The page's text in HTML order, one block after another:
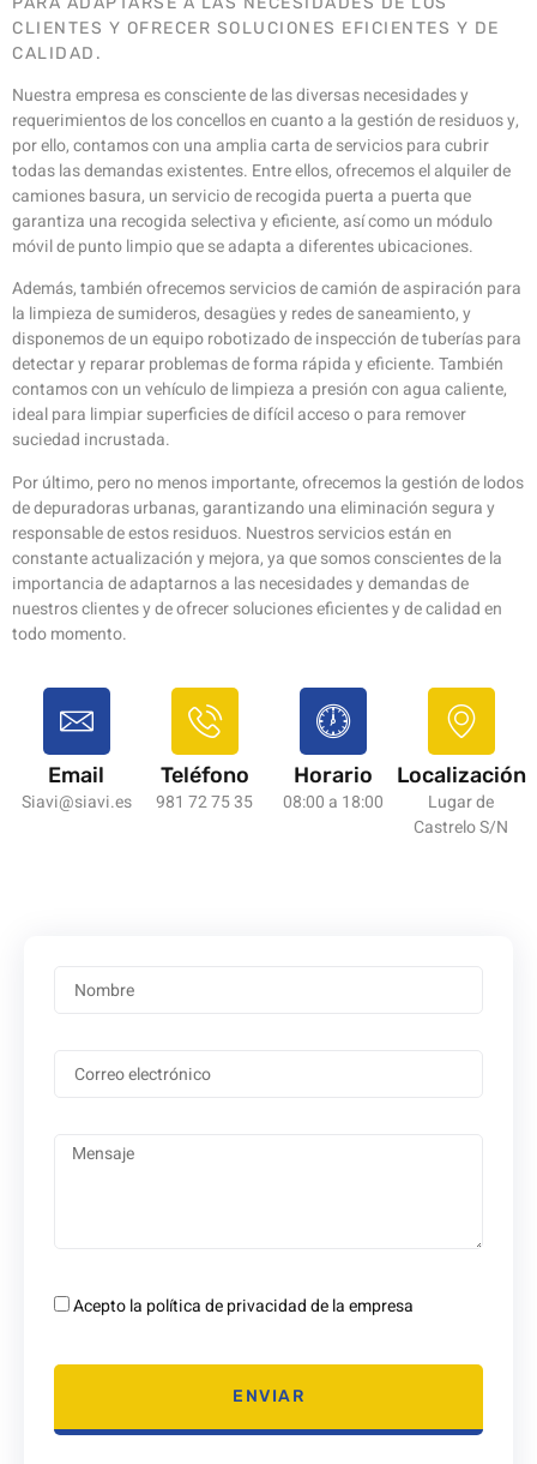
CLIENTES Y OFRECER SOLUCIONES EFICIENTES Y DE
CALIDAD.
Nuestra empresa es consciente de las diversas necesidades y
requerimientos de los concellos en cuanto a la gestión de residuos y,
por ello, contamos con una amplia carta de servicios para cubrir
todas las demandas existentes. Entre ellos, ofrecemos el alquiler de
camiones basura, un servicio de recogida puerta a puerta que
garantiza una recogida selectiva y eficiente, así como un módulo
móvil de punto limpio que se adapta a diferentes ubicaciones.
Además, también ofrecemos servicios de camión de aspiración para
la limpieza de sumideros, desagües y redes de saneamiento, y
disponemos de un equipo robotizado de inspección de tuberías para
detectar y reparar problemas de forma rápida y eficiente. También
contamos con un vehículo de limpieza a presión con agua caliente,
ideal para limpiar superficies de difícil acceso o para remover
suciedad incrustada.
Por último, pero no menos importante, ofrecemos la gestión de lodos
de depuradoras urbanas, garantizando una eliminación segura y
responsable de estos residuos. Nuestros servicios están en
constante actualización y mejora, ya que somos conscientes de la
importancia de adaptarnos a las necesidades y demandas de
nuestros clientes y de ofrecer soluciones eficientes y de calidad en
todo momento.
Email
Siavi@siavi.es
Teléfono
981 72 75 35
Horario
08:00 a 18:00
Localización
Lugar de
Castrelo S/N
Acepto la política de privacidad de la empresa
ENVIAR